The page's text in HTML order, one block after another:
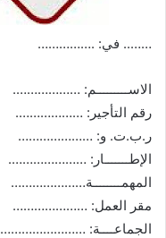
…….. في: .……………
الاســـــــــم: ……………….
رقم التأجير: ……………….
ر.ب.ت. و: …………………
الإطـــــــار: ………………….
المهمــــــــة…………………
مقر العمل: …………………
الجماعــــة: ……………………